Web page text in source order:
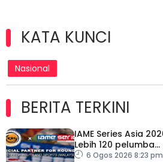
KATA KUNCI
Nasional
BERITA TERKINI
IAME Series Asia
Lebih 120 pelumba
antarabangsa
6 Ogos 2026 8:23 pm